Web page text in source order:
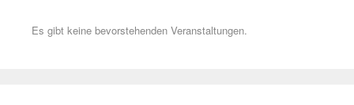
Es gibt keine bevorstehenden Veranstaltungen.